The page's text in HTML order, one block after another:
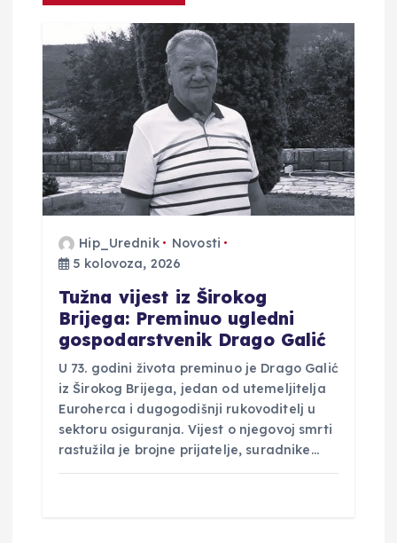
a
o
b
a
Hip_Urednik
Novosti
5 kolovoza, 2026
Tužna vijest iz Širokog
Brijega: Preminuo ugledni
gospodarstvenik Drago Galić
U 73. godini života preminuo je Drago Galić
iz Širokog Brijega, jedan od utemeljitelja
Euroherca i dugogodišnji rukovoditelj u
sektoru osiguranja. Vijest o njegovoj smrti
rastužila je brojne prijatelje, suradnike…